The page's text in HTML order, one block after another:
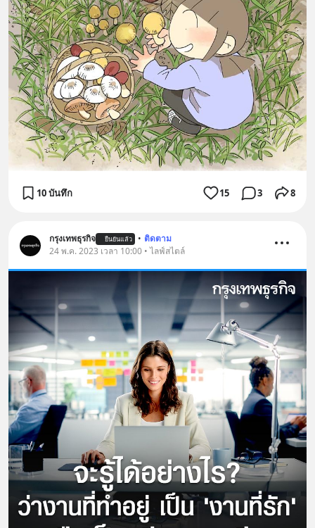
10 บันทึก 15 3 8
กรุงเทพธุรกิจ ยืนยันแล้ว • ติดตาม
24 พ.ค. 2023 เวลา 10:00 • ไลฟ์สไตล์